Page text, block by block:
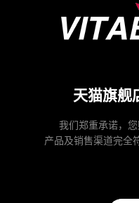
天猫旗舰
我们郑重承诺，
产品及销售渠道完全